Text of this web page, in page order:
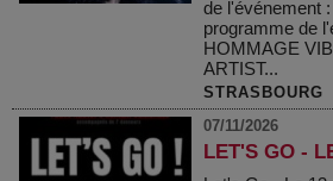
de l'événement
programme de
HOMMAGE
ARTIST...
STRASBOURG
07/11/2026
LET'S GO -